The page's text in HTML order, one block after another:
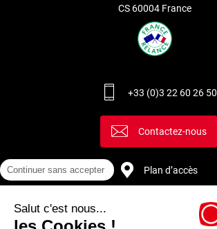
CS 60004 France
+33 (0)3 22 60 26 50
Contactez-nous
Plan d’accès
Continuer sans accepter
Salut c'est nous...